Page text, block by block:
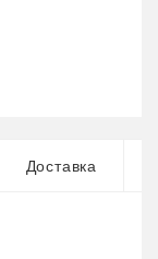
Доставка